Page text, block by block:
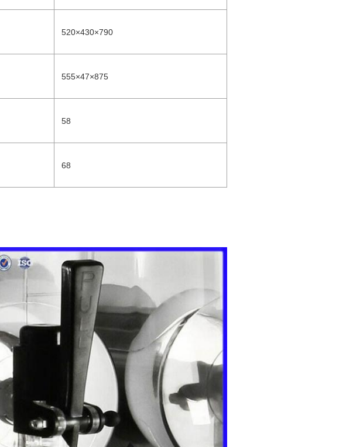
520×430×790
555×47×875
58
68